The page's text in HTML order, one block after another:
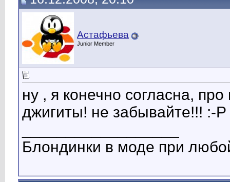
Астафьева
Junior Member
ну , я конечно согласна,
джигиты! не забывайте!!! :-P
Блондинки в моде при